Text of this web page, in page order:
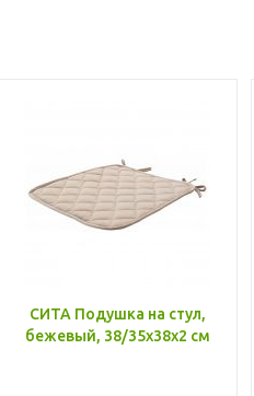
СИТА Подушка на стул,
бежевый, 38/35x38x2 см